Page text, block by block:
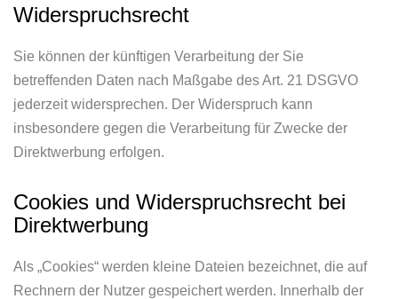
Widerspruchsrecht
Sie können der künftigen Verarbeitung der Sie
betreffenden Daten nach Maßgabe des Art. 21 DSGVO
jederzeit widersprechen. Der Widerspruch kann
insbesondere gegen die Verarbeitung für Zwecke der
Direktwerbung erfolgen.
Cookies und Widerspruchsrecht bei
Direktwerbung
Als „Cookies“ werden kleine Dateien bezeichnet, die auf
Rechnern der Nutzer gespeichert werden. Innerhalb der